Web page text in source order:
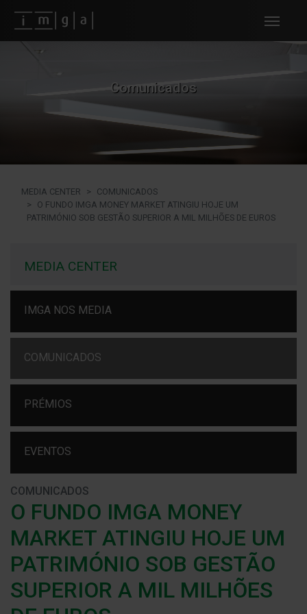
Fundos imga
Comunicados
MEDIA CENTER
COMUNICADOS
O FUNDO IMGA MONEY MARKET ATINGIU HOJE UM
PATRIMÓNIO SOB GESTÃO SUPERIOR A MIL MILHÕES DE EUROS
MEDIA CENTER
IMGA NOS MEDIA
COMUNICADOS
PRÉMIOS
EVENTOS
COMUNICADOS
O FUNDO IMGA MONEY
MARKET ATINGIU HOJE UM
PATRIMÓNIO SOB GESTÃO
SUPERIOR A MIL MILHÕES